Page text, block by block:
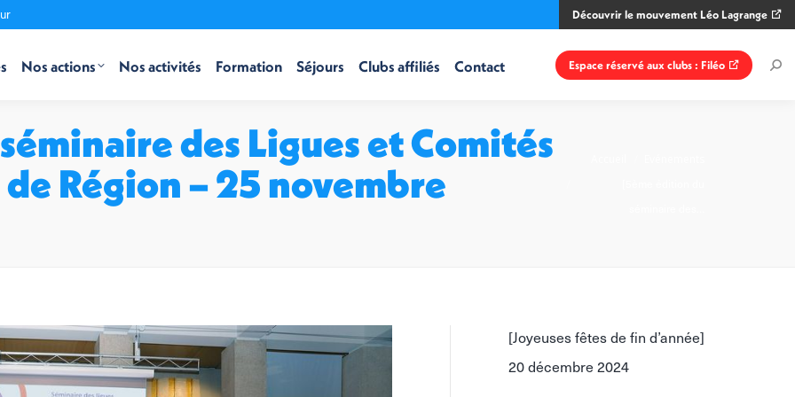
Découvrir le mouvement Léo Lagrange
Nos actions Nos activités Formation Séjours Clubs affiliés Contact Espace réservé aux clubs : Filéo
des Ligues et Comités
Région – 25 novembre
[Joyeuses fêtes de fin d’année]
20 décembre 2024